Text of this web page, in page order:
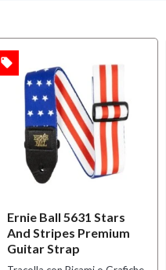
Ernie Ball 5631 Stars
And Stripes Premium
Guitar Strap
local_offer